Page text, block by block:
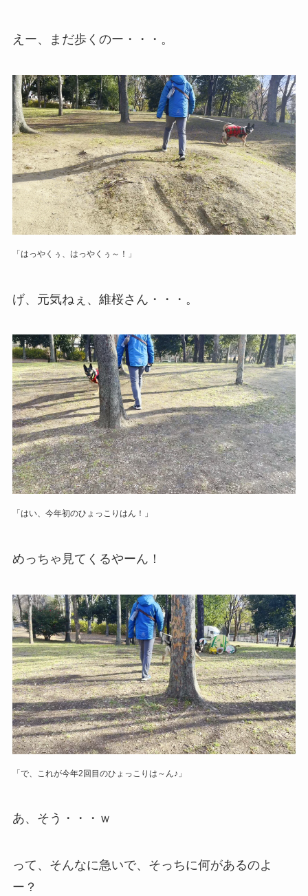
えー、まだ歩くのー・・・。
「はっやくぅ、はっやくぅ～！」
げ、元気ねぇ、維桜さん・・・。
「はい、今年初のひょっこりはん！」
めっちゃ見てくるやーん！
「で、これが今年2回目のひょっこりは～ん♪」
あ、そう・・・ｗ
って、そんなに急いで、そっちに何があるのよ
ー？